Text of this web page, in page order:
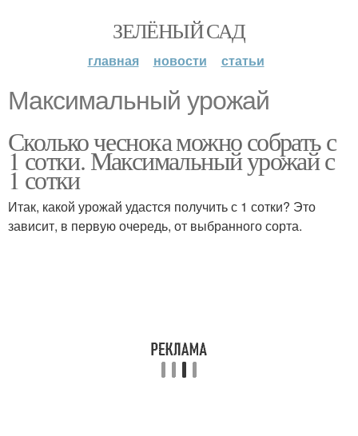
ЗЕЛЁНЫЙ САД
главная новости статьи
Максимальный урожай
Сколько чеснока можно собрать с
1 сотки. Максимальный урожай с
1 сотки
Итак, какой урожай удастся получить с 1 сотки? Это
зависит, в первую очередь, от выбранного сорта.